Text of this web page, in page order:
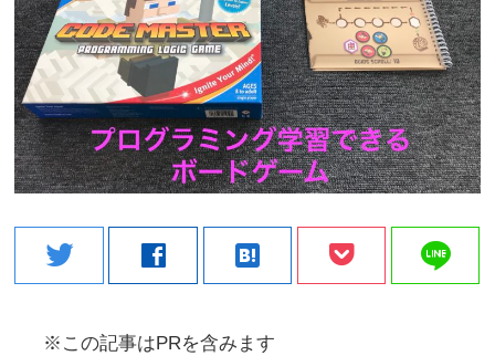
twitter facebook hatenabookmark line
※この記事はPRを含みます